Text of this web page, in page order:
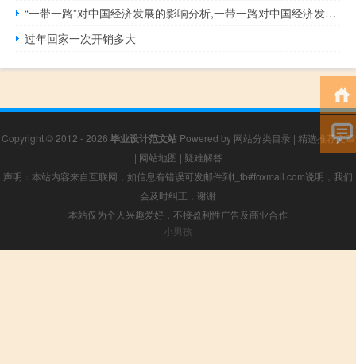
“一带一路”对中国经济发展的影响分析,一带一路对中国经济发展有什么意义
过年回家一次开销多大
Copyright © 2012 - 2026 毕业设计范文站Powered by 网站分类目录 | 精选推荐文章
| 网站地图 | 疑难解答
声明：本站内容来自互联网，如信息有错误可发邮件到f_fb#foxmail.com说明，我们
会及时纠正，谢谢
本站仅为个人兴趣爱好，不接盈利性广告及商业合作
小男孩